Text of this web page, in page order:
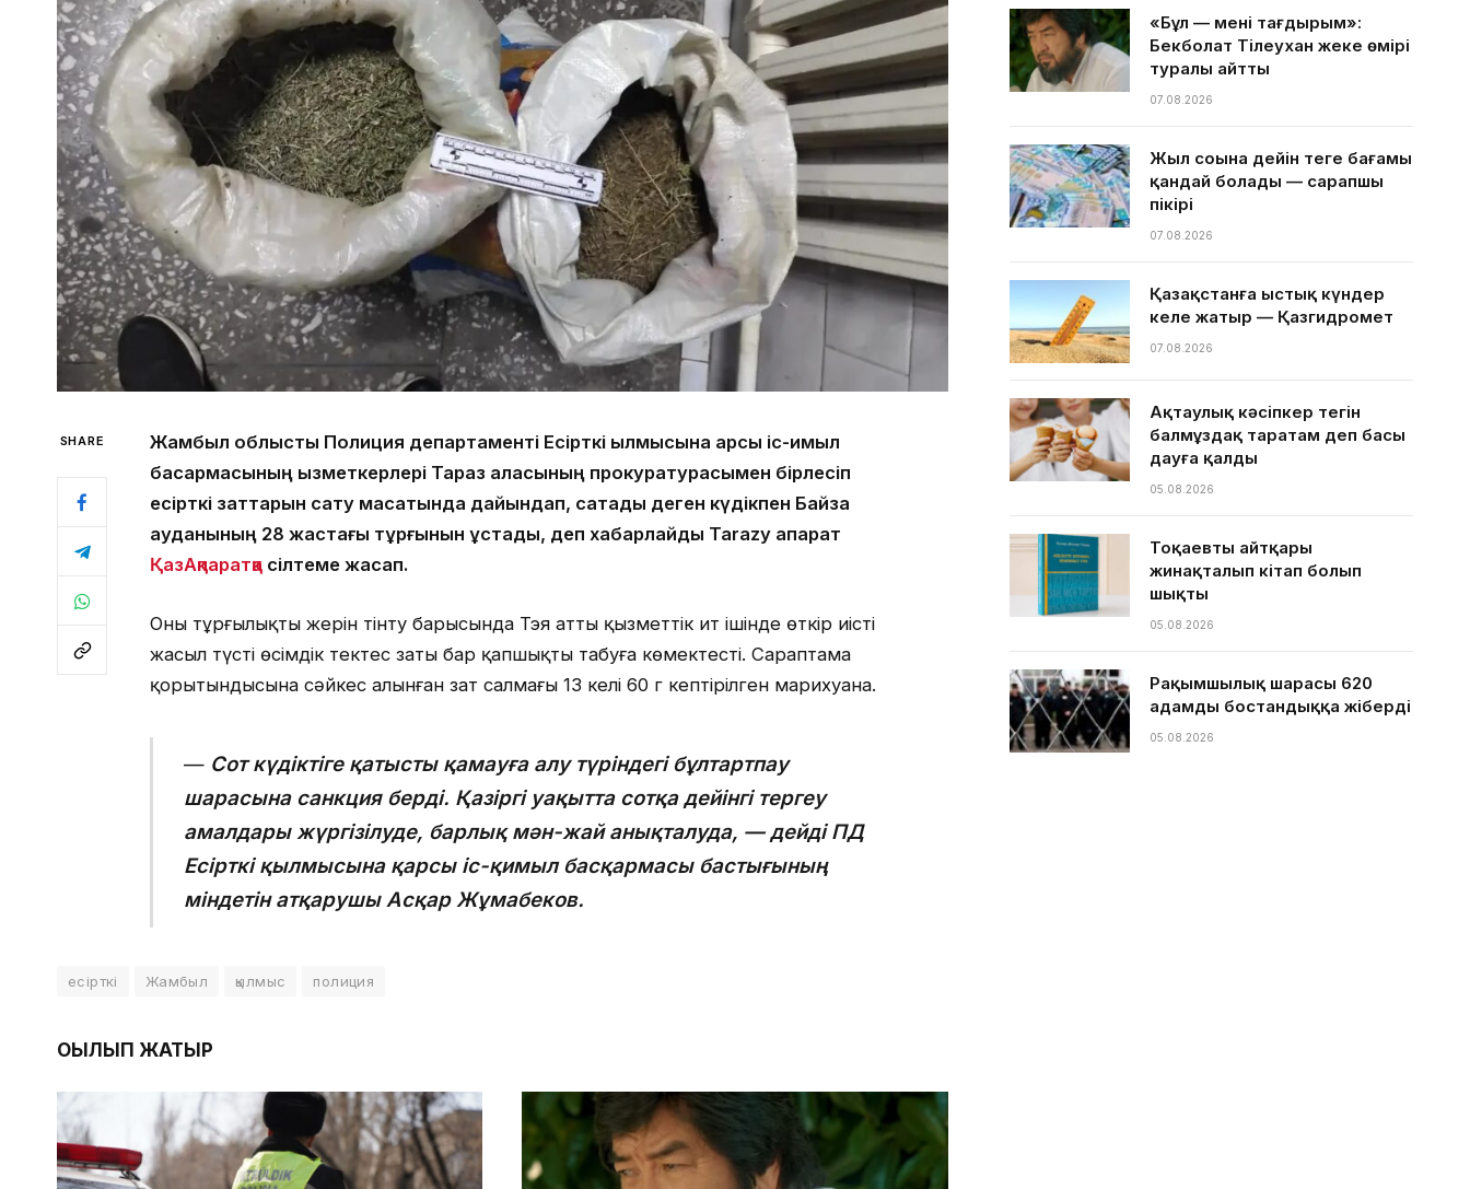
SHARE
Жамбыл облыстық Полиция департаменті Есірткі қылмысына қарсы іс-қимыл
басқармасының қызметкерлері Тараз қаласының прокуратурасымен бірлесіп
есірткі заттарын сату мақсатында дайындап, сақтады деген күдікпен Байзақ
ауданының 28 жастағы тұрғынын ұстады, деп хабарлайды Tarazy ақпарат
ҚазАқпаратқа сілтеме жасап.
Оның тұрғылықты жерін тінту барысында Тэя атты қызметтік ит ішінде өткір иісті
жасыл түсті өсімдік тектес заты бар қапшықты табуға көмектесті. Сараптама
қорытындысына сәйкес алынған зат салмағы 13 келі 60 г кептірілген марихуана.
— Сот күдіктіге қатысты қамауға алу түріндегі бұлтартпау
шарасына санкция берді. Қазіргі уақытта сотқа дейінгі тергеу
амалдары жүргізілуде, барлық мән-жай анықталуда, — дейді ПД
Есірткі қылмысына қарсы іс-қимыл басқармасы бастығының
міндетін атқарушы Асқар Жұмабеков.
есірткі Жамбыл қылмыс полиция
ОҚЫЛЫП ЖАТЫР
«Бұл — менің тағдырым»:
Бекболат Тілеухан жеке өмірі
туралы айтты
07.08.2026
Жыл соңына дейін теңге бағамы
қандай болады — сарапшы
пікірі
07.08.2026
Қазақстанға ыстық күндер
келе жатыр — Қазгидромет
07.08.2026
Ақтаулық кәсіпкер тегін
балмұздақ таратам деп басы
дауға қалды
05.08.2026
Тоқаевтың айтқары
жинақталып кітап болып
шықты
05.08.2026
Рақымшылық шарасы 620
адамды бостандыққа жіберді
05.08.2026